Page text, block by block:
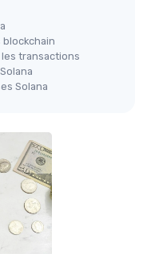
transactions
Solana